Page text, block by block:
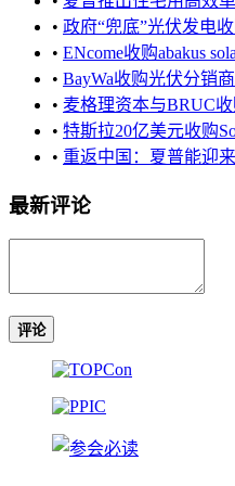
• 政府“兜底”光伏发电
• ENcome收购abakus
• BayWa收购光伏分销
• 麦格理资本与BRUC
• 特斯拉20亿美元收购
• 重返中国：夏普能迎
最新评论
评论